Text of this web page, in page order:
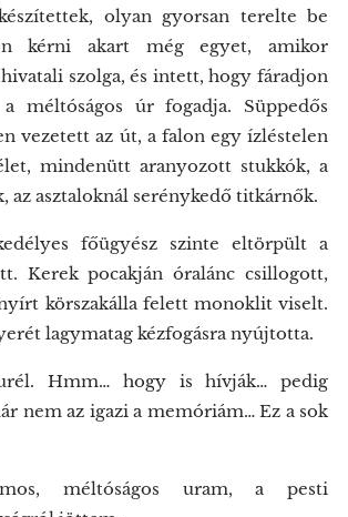
olyan gyorsan terelte be
kérni akart még egyet, amikor
szolga, és intett, hogy fáradjon
méltóságos úr fogadja. Süppedős
vezetett az út, a falon egy ízléstelen
mindenütt aranyozott stukkók, a
az asztaloknál serénykedő titkárnők.
főügyész szinte eltörpült a
Kerek pocakján óralánc csillogott,
körszakálla felett monoklit viselt.
lagymatag kézfogásra nyújtotta.
Hmm… hogy is hívják… pedig
nem az igazi a memóriám… Ez a sok
méltóságos uram, a pesti